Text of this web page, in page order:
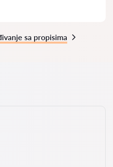
sa propisima